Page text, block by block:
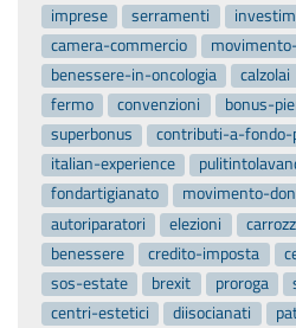
imprese
serramenti
camera-commercio
benessere-in-oncologia
calzolai
fermo
convenzioni bonus-
superbonus
contributi-a-fondo-
italian-experience
fondartigianato
movimento-
autoriparatori
elezioni
benessere
credito-imposta
sos-estate
brexit proroga
centri-estetici
diisocianati